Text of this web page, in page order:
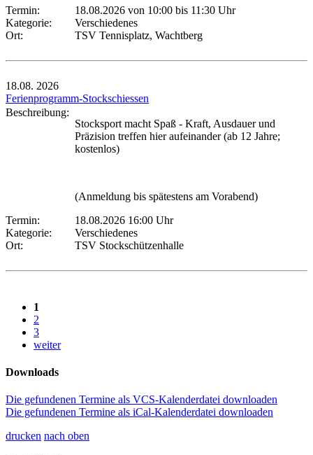
Termin:
18.08.2026 von 10:00 bis 11:30 Uhr
Kategorie:
Verschiedenes
Ort:
TSV Tennisplatz, Wachtberg
18.08. 2026
Ferienprogramm-Stockschiessen
Beschreibung:
Stocksport macht Spaß - Kraft, Ausdauer und
Präzision treffen hier aufeinander (ab 12 Jahre;
kostenlos)
(Anmeldung bis spätestens am Vorabend)
Termin:
18.08.2026 16:00 Uhr
Kategorie:
Verschiedenes
Ort:
TSV Stockschützenhalle
1
2
3
weiter
Downloads
Die gefundenen Termine als VCS-Kalenderdatei downloaden
Die gefundenen Termine als iCal-Kalenderdatei downloaden
drucken nach oben